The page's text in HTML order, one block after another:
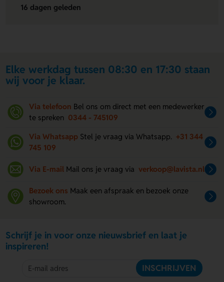
16 dagen geleden
Elke werkdag tussen 08:30 en 17:30 staan
wij voor je klaar.
Via telefoon Bel ons om direct met een medewerker
te spreken 0344 - 745109
Via Whatsapp Stel je vraag via Whatsapp. +31 344
745 109
Via E-mail Mail ons je vraag via verkoop@lavista.nl
Bezoek ons Maak een afspraak en bezoek onze
showroom.
Schrijf je in voor onze nieuwsbrief en laat je
inspireren!
INSCHRIJVEN